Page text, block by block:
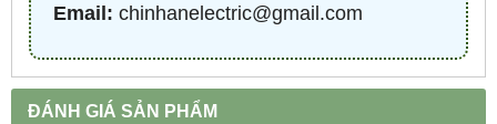
Email: chinhanelectric@gmail.com
ĐÁNH GIÁ SẢN PHẨM